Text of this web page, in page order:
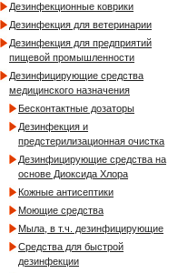
Дезинфекционные коврики
Дезинфекция для ветеринарии
Дезинфекция для предприятий
пищевой промышленности
Дезинфицирующие средства
медицинского назначения
Бесконтактные дозаторы
Дезинфекция и
предстерилизационная очистка
Дезинфицирующие средства на
основе Диоксида Хлора
Кожные антисептики
Моющие средства
Мыла, в т.ч. дезинфицирующие
Средства для быстрой
дезинфекции